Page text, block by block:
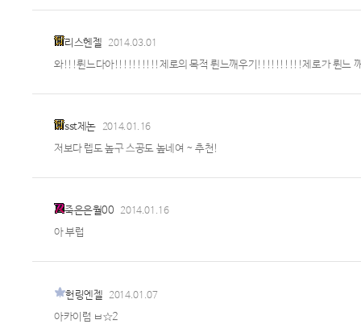
리스헨젤 2014.03.01
와!!!륀느다아!!!!!!!!!!제로의 목적 륀느깨우기!!!!!!!!!!제로가
sst제논 2014.01.16
저보다 렙도 높구 스공도 높네여 ~ 추천!
죽은은월00 2014.01.16
아 부럽
헌링엔젤 2014.01.07
아카이럼 ㅂ☆2